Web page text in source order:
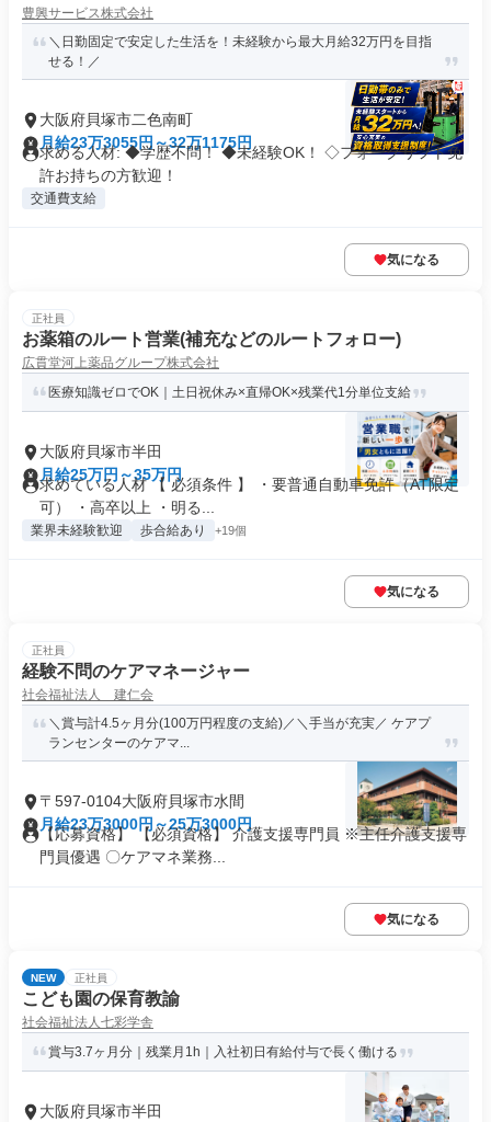
豊興サービス株式会社
＼日勤固定で安定した生活を！未経験から最大月給32万円を目指
せる！／
大阪府貝塚市二色南町
月給23万3055円～32万1175円
求める人材: ◆学歴不問！ ◆未経験OK！ ◇フォークリフト免
許お持ちの方歓迎！
交通費支給
気になる
正社員
お薬箱のルート営業(補充などのルートフォロー)
広貫堂河上薬品グループ株式会社
医療知識ゼロでOK｜土日祝休み×直帰OK×残業代1分単位支給
大阪府貝塚市半田
月給25万円～35万円
求めている人材 【 必須条件 】 ・要普通自動車免許（AT限定
可） ・高卒以上 ・明る...
業界未経験歓迎 歩合給あり +19個
気になる
正社員
経験不問のケアマネージャー
社会福祉法人 建仁会
＼賞与計4.5ヶ月分(100万円程度の支給)／＼手当が充実／ ケアプ
ランセンターのケアマ...
〒597-0104大阪府貝塚市水間
月給23万3000円～25万3000円
【応募資格】 【必須資格】 介護支援専門員 ※主任介護支援専
門員優遇 〇ケアマネ業務...
気になる
NEW 正社員
こども園の保育教諭
社会福祉法人七彩学舎
賞与3.7ヶ月分｜残業月1h｜入社初日有給付与で長く働ける
大阪府貝塚市半田